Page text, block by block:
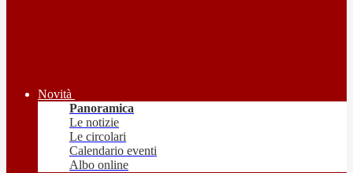
Novità
Panoramica
Le notizie
Le circolari
Calendario eventi
Albo online